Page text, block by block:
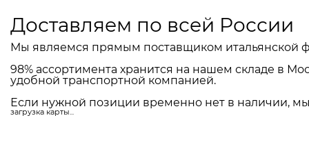
Доставляем по всей России
Мы являемся прямым поставщиком итальянской
98% ассортимента хранится на нашем складе в
удобной транспортной компанией.
Если нужной позиции временно нет в наличии,
загрузка карты...